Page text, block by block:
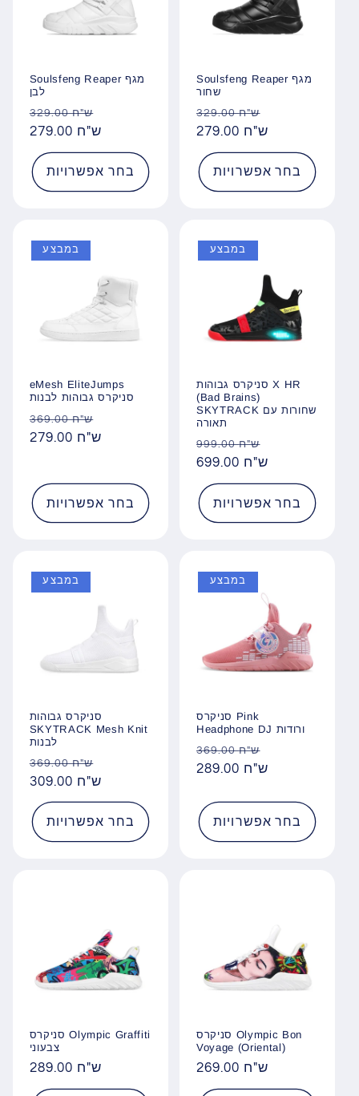
Soulsfeng Reaper מגף
לבן
מחיר
רגיל
329.00 ש"ח
279.00 ש"ח
בחר אפשרויות
Soulsfeng Reaper מגף
שחור
מחיר
רגיל
329.00 ש"ח
279.00 ש"ח
בחר אפשרויות
במבצע
eMesh EliteJumps
סניקרס גבוהות לבנות
מחיר
רגיל
369.00 ש"ח
279.00 ש"ח
בחר אפשרויות
במבצע
סניקרס גבוהות X HR
(Bad Brains)
SKYTRACK שחורות עם
תאורה
מחיר
רגיל
999.00 ש"ח
699.00 ש"ח
בחר אפשרויות
במבצע
סניקרס גבוהות
SKYTRACK Mesh Knit
לבנות
מחיר
רגיל
369.00 ש"ח
309.00 ש"ח
בחר אפשרויות
במבצע
סניקרס Pink
Headphone DJ ורודות
מחיר
רגיל
369.00 ש"ח
289.00 ש"ח
בחר אפשרויות
סניקרס Olympic Graffiti
צבעוני
מחיר
רגיל
289.00 ש"ח
סניקרס Olympic Bon
Voyage (Oriental)
מחיר
רגיל
269.00 ש"ח